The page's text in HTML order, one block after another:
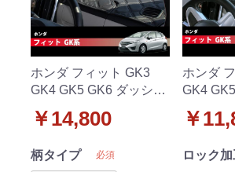
ホンダ フィット GK3
GK4 GK5 GK6 ダッシュ
イヤ/ブロック 受注生産
￥14,800
柄タイプ 必須
ホンダ
GK4
ード 受
￥
ロック